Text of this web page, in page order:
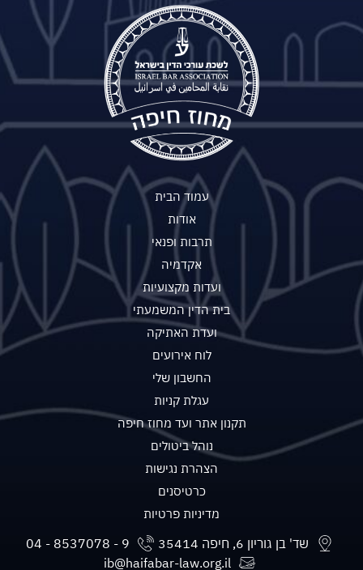
עמוד הבית
אודות
תרבות ופנאי
אקדמיה
ועדות מקצועיות
בית הדין המשמעתי
ועדת האתיקה
לוח אירועים
החשבון שלי
עגלת קניות
תקנון אתר ועד מחוז חיפה
נוהל ביטולים
הצהרת נגישות
כרטיסנים
מדיניות פרטיות
שד' בן גוריון 6, חיפה 35414
ib@haifabar-law.org.il